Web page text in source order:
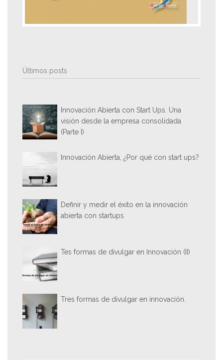
Últimos posts
Innovación Abierta con Start Ups. Una
visión desde la empresa consolidada
(Parte I)
Innovación Abierta, ¿Por qué con start ups?
Definir y medir el éxito en la innovación
abierta con startups
Tes formas de divulgar en Innovación (II)
Tres formas de divulgar en innovación.